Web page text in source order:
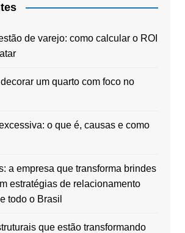
de varejo: como calcular o ROI
um quarto com foco no
o que é, causas e como
a empresa que transforma brindes
estratégias de relacionamento
todo o Brasil
que estão transformando